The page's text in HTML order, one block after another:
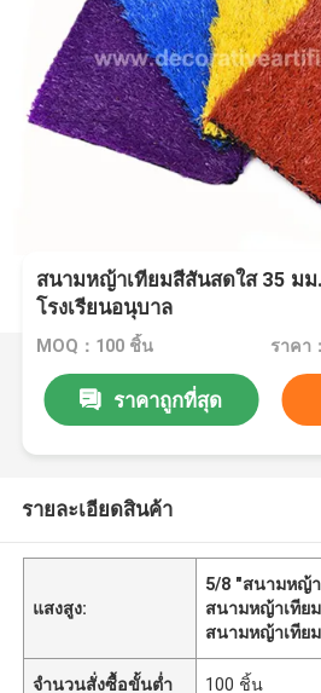
สนามหญ้าเทียมสีสันสดใส 35 ม
โรงเรียนอนุบาล
MOQ：100 ชิ้น ราคา
ราคาถูกที่สุด
รายละเอียดสินค้า
แสงสูง:
5/8 "สนามหญ้
สนามหญ้าเทีย
สนามหญ้าเทีย
จำนวนสั่งซื้อขั้นต่ำ 100 ชิ้น